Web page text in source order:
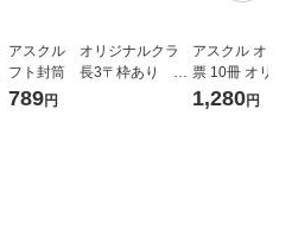
アスクル オリジナルクラ
フト封筒 長3〒枠あり 茶
色 300枚（100枚×3袋） オ
789円
アスクル オリ
票 10冊 オ
1,280円